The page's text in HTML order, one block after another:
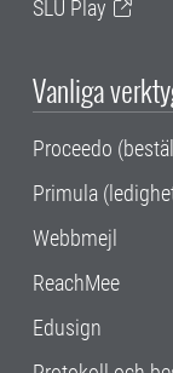
SLU Play
Vanliga
Proceedo
Primula
Webbmejl
ReachMee
Edusign